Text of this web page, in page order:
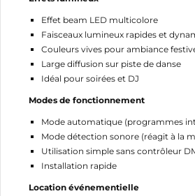
Effet beam LED multicolore
Faisceaux lumineux rapides et
Couleurs vives pour ambiance
Large diffusion sur piste de danse
Idéal pour soirées et DJ
Modes de fonctionnement
Mode automatique (programmes
Mode détection sonore (réagit à la
Utilisation simple sans contrôleur
Installation rapide
Location événementielle
MES LISTES
add_circle_outline
CRÉER UNE LISTE
NOM DE LA LISTE D'ENVIES
Annuler Créer une
CONNEXION
Vous devez être connecté pour
à votre liste d'envies.